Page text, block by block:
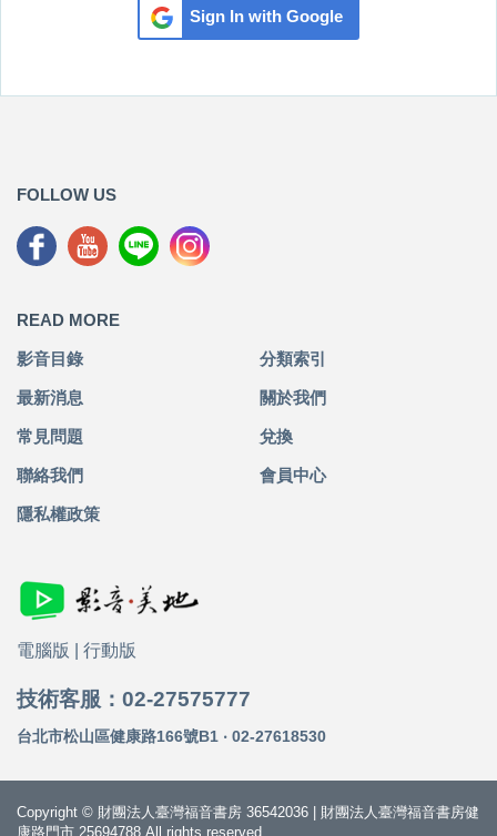
Sign In with Google
FOLLOW US
READ MORE
影音目錄 分類索引
最新消息 關於我們
常見問題 兌換
聯絡我們 會員中心
隱私權政策
電腦版 行動版
技術客服：02-27575777
台北市松山區健康路166號B1 ‧ 02-27618530
Copyright © 財團法人臺灣福音書房 36542036 | 財團法人臺灣福音書房健
康路門市 25694788 All rights reserved.